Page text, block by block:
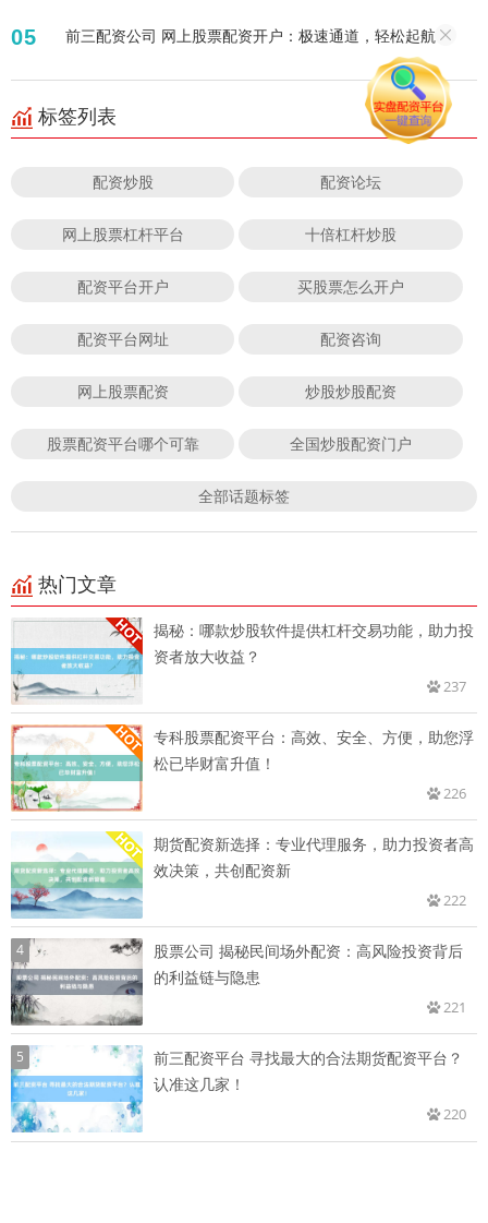
05 前三配资公司 网上股票配资开户：极速通道，轻松起航！
标签列表
配资炒股 配资论坛
网上股票杠杆平台 十倍杠杆炒股
配资平台开户 买股票怎么开户
配资平台网址 配资咨询
网上股票配资 炒股炒股配资
股票配资平台哪个可靠 全国炒股配资门户
全部话题标签
热门文章
揭秘：哪款炒股软件提供杠杆交易功能，助力投
资者放大收益？
237
专科股票配资平台：高效、安全、方便，助您浮
松已毕财富升值！
226
期货配资新选择：专业代理服务，助力投资者高
效决策，共创配资新
222
4
股票公司 揭秘民间场外配资：高风险投资背后
的利益链与隐患
221
5
前三配资平台 寻找最大的合法期货配资平台？
认准这几家！
220